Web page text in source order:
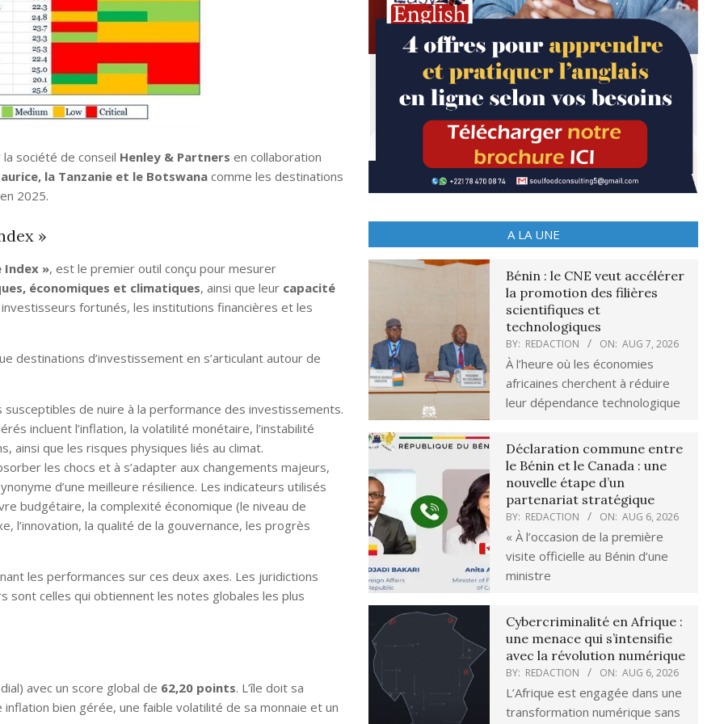
société de conseil Henley & Partners en collaboration
la Tanzanie et le Botswana comme les destinations
2025.
»
Index », est le premier outil conçu pour mesurer
économiques et climatiques, ainsi que leur capacité
fortunés, les institutions financières et les
destinations d’investissement en s’articulant autour de
de nuire à la performance des investissements.
incluent l’inflation, la volatilité monétaire, l’instabilité
ainsi que les risques physiques liés au climat.
les chocs et à s’adapter aux changements majeurs,
d’une meilleure résilience. Les indicateurs utilisés
budgétaire, la complexité économique (le niveau de
l’innovation, la qualité de la gouvernance, les progrès
les performances sur ces deux axes. Les juridictions
sont celles qui obtiennent les notes globales les plus
avec un score global de 62,20 points. L’île doit sa
bien gérée, une faible volatilité de sa monnaie et un
A LA UNE
Bénin : le CNE veut accélérer
la promotion des filières
scientifiques et
technologiques
BY: REDACTION ON: AUG 7, 2026
À l’heure où les économies
africaines cherchent à réduire
leur dépendance technologique
Déclaration commune entre
le Bénin et le Canada : une
nouvelle étape d’un
partenariat stratégique
BY: REDACTION ON: AUG 6, 2026
« À l’occasion de la première
visite officielle au Bénin d’une
ministre
Cybercriminalité en Afrique :
une menace qui s’intensifie
avec la révolution numérique
BY: REDACTION ON: AUG 6, 2026
L’Afrique est engagée dans une
transformation numérique sans